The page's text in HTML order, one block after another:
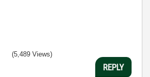
(5,489 Views)
REPLY